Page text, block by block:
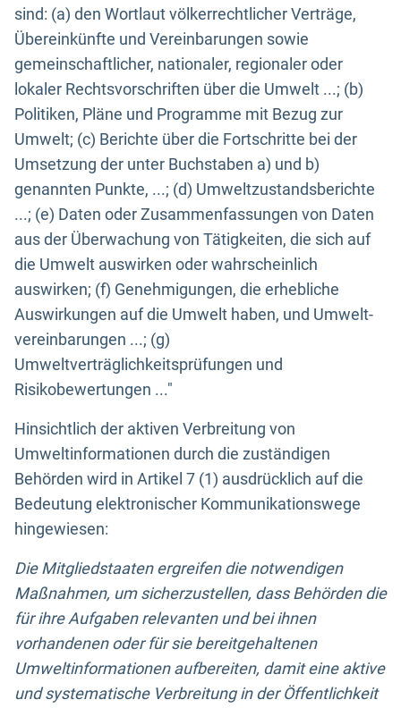
sind: (a) den Wortlaut völkerrechtlicher Verträge,
Übereinkünfte und Vereinbarungen sowie
gemeinschaftlicher, nationaler, regionaler oder
lokaler Rechtsvorschriften über die Umwelt ...; (b)
Politiken, Pläne und Programme mit Bezug zur
Umwelt; (c) Berichte über die Fortschritte bei der
Umsetzung der unter Buchstaben a) und b)
genannten Punkte, ...; (d) Umweltzustandsberichte
...; (e) Daten oder Zusammenfassungen von Daten
aus der Überwachung von Tätigkeiten, die sich auf
die Umwelt auswirken oder wahrscheinlich
auswirken; (f) Genehmigungen, die erhebliche
Auswirkungen auf die Umwelt haben, und Umwelt-
vereinbarungen ...; (g)
Umweltverträglichkeitsprüfungen und
Risikobewertungen ..."
Hinsichtlich der aktiven Verbreitung von
Umweltinformationen durch die zuständigen
Behörden wird in Artikel 7 (1) ausdrücklich auf die
Bedeutung elektronischer Kommunikationswege
hingewiesen:
Die Mitgliedstaaten ergreifen die notwendigen
Maßnahmen, um sicherzustellen, dass Behörden die
für ihre Aufgaben relevanten und bei ihnen
vorhandenen oder für sie bereitgehaltenen
Umweltinformationen aufbereiten, damit eine aktive
und systematische Verbreitung in der Öffentlichkeit